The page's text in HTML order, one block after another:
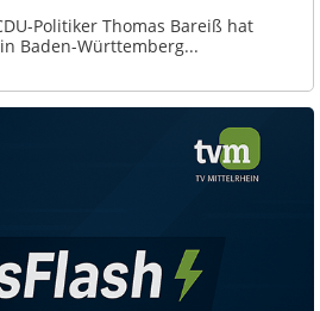
Politiker Thomas Bareiß hat
Baden-Württemberg...